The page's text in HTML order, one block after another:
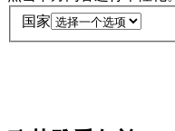
国家